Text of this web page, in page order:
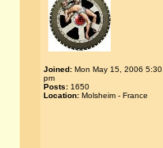
Joined: Mon May 15, 2006 5:30
pm
Posts: 1650
Location: Molsheim - France